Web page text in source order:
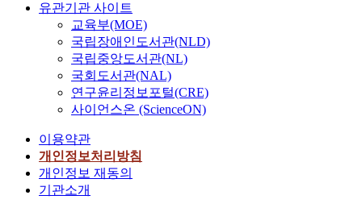
유관기관 사이트
교육부(MOE)
국립장애인도서관(NLD)
국립중앙도서관(NL)
국회도서관(NAL)
연구윤리정보포털(CRE)
사이언스온 (ScienceON)
이용약관
개인정보처리방침
개인정보 재동의
기관소개